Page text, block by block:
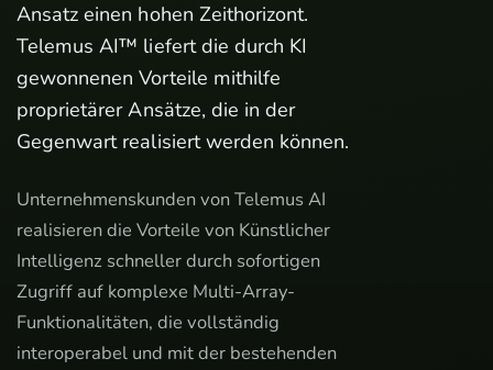
Ansatz einen hohen Zeithorizont.
Telemus AI™ liefert die durch KI
gewonnenen Vorteile mithilfe
proprietärer Ansätze, die in der
Gegenwart realisiert werden können.
Unternehmenskunden von Telemus AI
realisieren die Vorteile von Künstlicher
Intelligenz schneller durch sofortigen
Zugriff auf komplexe Multi-Array-
Funktionalitäten, die vollständig
interoperabel und mit der bestehenden